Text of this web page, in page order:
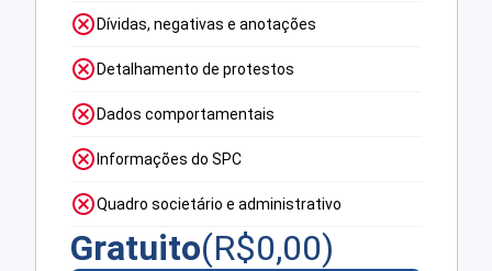
Dívidas, negativas e anotações
Detalhamento de protestos
Dados comportamentais
Informações do SPC
Quadro societário e administrativo
Gratuito(R$0,00)